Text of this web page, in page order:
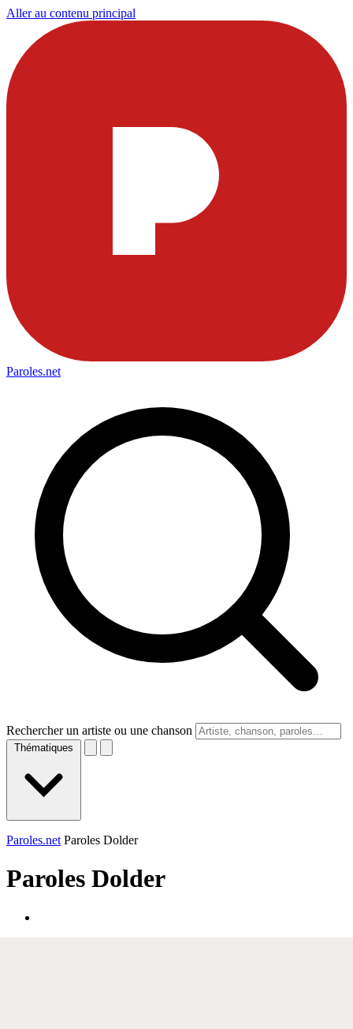
Aller au contenu principal
Paroles.net
Rechercher un artiste ou une chanson
Thématiques
Paroles.net Paroles Dolder
Paroles Dolder